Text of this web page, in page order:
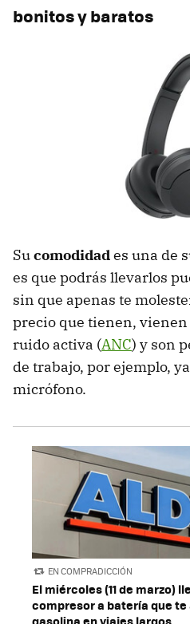
bonitos y baratos
Sucomodidades una de
es que podrás llevarlos
sin que apenas te
precio que tienen,
ruido activa (ANC) y son
de trabajo, por ejemplo,
micrófono.
EN COMPRADICCIÓN
El miércoles (11 de marzo)
compresor a batería que